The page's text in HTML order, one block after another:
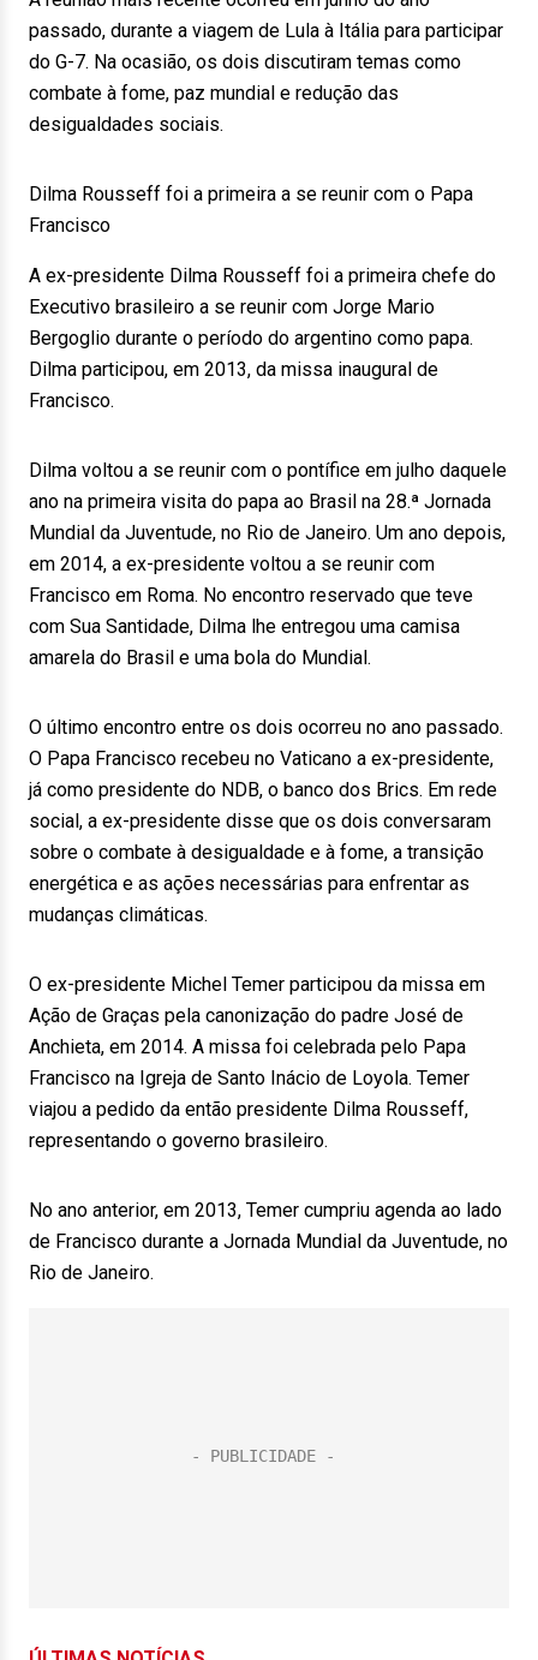
passado, durante a viagem de Lula à Itália para participar
do G-7. Na ocasião, os dois discutiram temas como
combate à fome, paz mundial e redução das
desigualdades sociais.
Dilma Rousseff foi a primeira a se reunir com o Papa
Francisco
A ex-presidente Dilma Rousseff foi a primeira chefe do
Executivo brasileiro a se reunir com Jorge Mario
Bergoglio durante o período do argentino como papa.
Dilma participou, em 2013, da missa inaugural de
Francisco.
Dilma voltou a se reunir com o pontífice em julho daquele
ano na primeira visita do papa ao Brasil na 28.ª Jornada
Mundial da Juventude, no Rio de Janeiro. Um ano depois,
em 2014, a ex-presidente voltou a se reunir com
Francisco em Roma. No encontro reservado que teve
com Sua Santidade, Dilma lhe entregou uma camisa
amarela do Brasil e uma bola do Mundial.
O último encontro entre os dois ocorreu no ano passado.
O Papa Francisco recebeu no Vaticano a ex-presidente,
já como presidente do NDB, o banco dos Brics. Em rede
social, a ex-presidente disse que os dois conversaram
sobre o combate à desigualdade e à fome, a transição
energética e as ações necessárias para enfrentar as
mudanças climáticas.
O ex-presidente Michel Temer participou da missa em
Ação de Graças pela canonização do padre José de
Anchieta, em 2014. A missa foi celebrada pelo Papa
Francisco na Igreja de Santo Inácio de Loyola. Temer
viajou a pedido da então presidente Dilma Rousseff,
representando o governo brasileiro.
No ano anterior, em 2013, Temer cumpriu agenda ao lado
de Francisco durante a Jornada Mundial da Juventude, no
Rio de Janeiro.